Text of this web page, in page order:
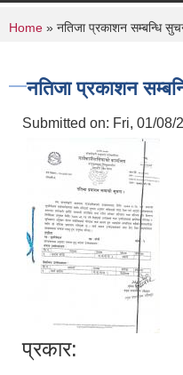
You are here
Home » नतिजा प्रकाशन सम्बन्धि
नतिजा प्रकाशन
Submitted on: Fri, 01/08/
प्रकार: